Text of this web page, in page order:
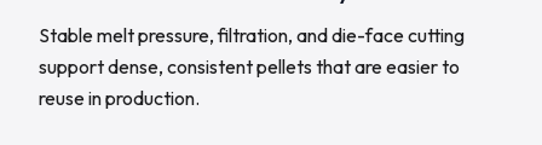
Stable melt pressure, filtration, and die-face cutting
support dense, consistent pellets that are easier to
reuse in production.